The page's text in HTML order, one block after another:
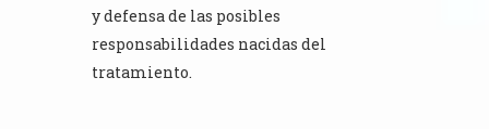
y defensa de las posibles
responsabilidades nacidas del
tratamiento.